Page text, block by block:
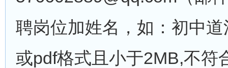
聘岗位加姓名，如：初中
或pdf格式且小于2MB,不符